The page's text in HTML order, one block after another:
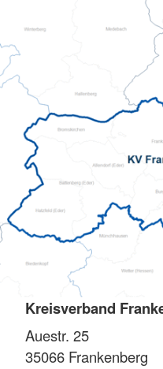
Kreisverband
Auestr. 25
35066 Frankenberg